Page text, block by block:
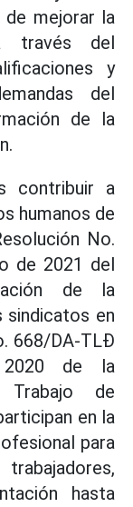
mejorar la
través del
y
del
de la
contribuir a
humanos de
No.
de 2021 del
de la
sindicatos en
668/DA-TLĐ
de la
Trabajo de
en la
para
hasta